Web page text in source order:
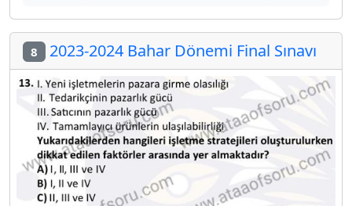
8 2023-2024 Bahar Dönemi Final Sınavı